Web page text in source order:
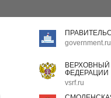
government.ru
ФЕДЕРАЦИИ
vsrf.ru